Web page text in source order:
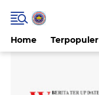
Home Terpopuler